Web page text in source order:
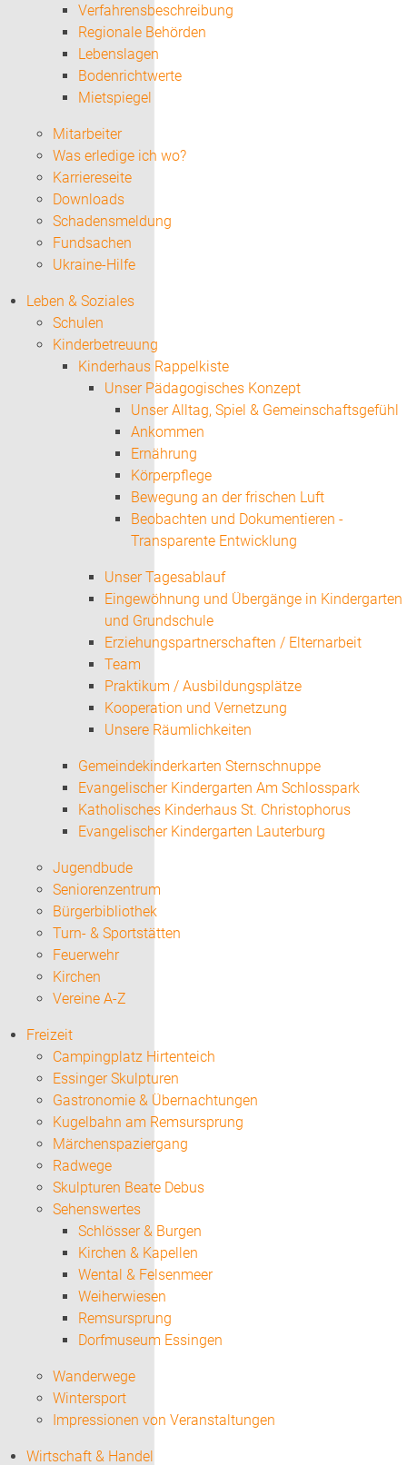
Verfahrensbeschreibung
Regionale Behörden
Lebenslagen
Bodenrichtwerte
Mietspiegel
Mitarbeiter
Was erledige ich wo?
Karriereseite
Downloads
Schadensmeldung
Fundsachen
Ukraine-Hilfe
Leben & Soziales
Schulen
Kinderbetreuung
Kinderhaus Rappelkiste
Unser Pädagogisches Konzept
Unser Alltag, Spiel & Gemeinschaftsgefühl
Ankommen
Ernährung
Körperpflege
Bewegung an der frischen Luft
Beobachten und Dokumentieren -
Transparente Entwicklung
Unser Tagesablauf
Eingewöhnung und Übergänge in Kindergarten
und Grundschule
Erziehungspartnerschaften / Elternarbeit
Team
Praktikum / Ausbildungsplätze
Kooperation und Vernetzung
Unsere Räumlichkeiten
Gemeindekinderkarten Sternschnuppe
Evangelischer Kindergarten Am Schlosspark
Katholisches Kinderhaus St. Christophorus
Evangelischer Kindergarten Lauterburg
Jugendbude
Seniorenzentrum
Bürgerbibliothek
Turn- & Sportstätten
Feuerwehr
Kirchen
Vereine A-Z
Freizeit
Campingplatz Hirtenteich
Essinger Skulpturen
Gastronomie & Übernachtungen
Kugelbahn am Remsursprung
Märchenspaziergang
Radwege
Skulpturen Beate Debus
Sehenswertes
Schlösser & Burgen
Kirchen & Kapellen
Wental & Felsenmeer
Weiherwiesen
Remsursprung
Dorfmuseum Essingen
Wanderwege
Wintersport
Impressionen von Veranstaltungen
Wirtschaft & Handel